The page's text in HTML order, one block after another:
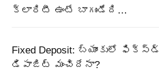
క్లారిటీ ఉంటే బాగుండేది…
Fixed Deposit: బ్యాంకులో ఫిక్స్డ్
డిపాజిట్ మంచిదేనా?